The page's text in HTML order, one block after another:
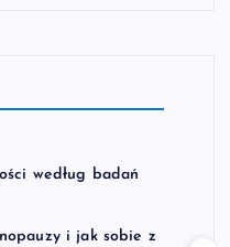
według badań
i jak sobie z